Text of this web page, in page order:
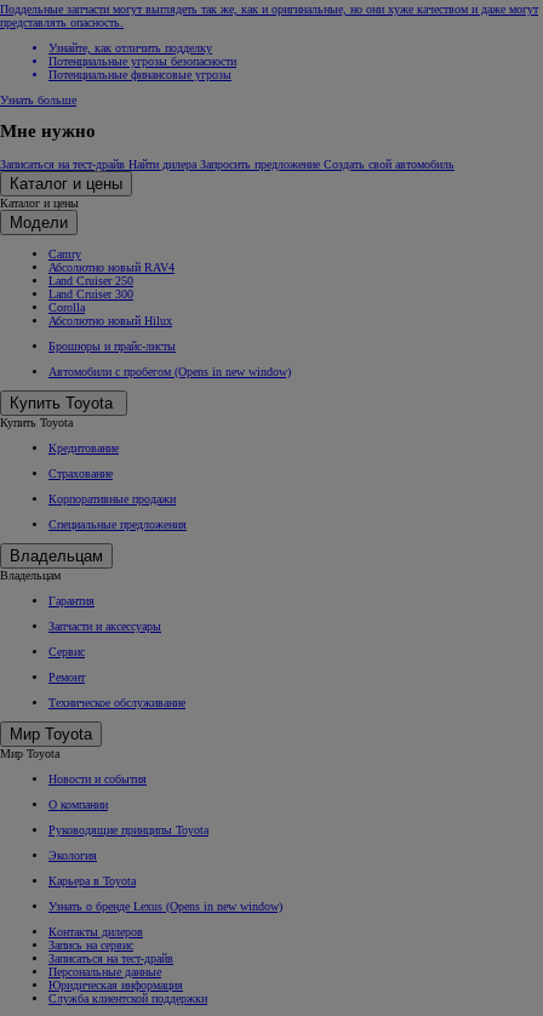
Поддельные запчасти могут выглядеть так же, как и оригинальные, но они хуже качеством и даже могут
представлять опасность.
Узнайте, как отличить подделку
Потенциальные угрозы безопасности
Потенциальные финансовые угрозы
Узнать больше
Мне нужно
Записаться на тест-драйв Найти дилера Запросить предложение Создать свой автомобиль
Каталог и цены
Каталог и цены
Модели
Camry
Абсолютно новый RAV4
Land Cruiser 250
Land Cruiser 300
Corolla
Абсолютно новый Hilux
Брошюры и прайс-листы
Автомобили с пробегом (Opens in new window)
Купить Toyota
Купить Toyota
Кредитование
Страхование
Корпоративные продажи
Специальные предложения
Владельцам
Владельцам
Гарантия
Запчасти и аксессуары
Сервис
Ремонт
Техническое обслуживание
Мир Toyota
Мир Toyota
Новости и события
О компании
Руководящие принципы Toyota
Экология
Карьера в Toyota
Узнать о бренде Lexus (Opens in new window)
Контакты дилеров
Запись на сервис
Записаться на тест-драйв
Персональные данные
Юридическая информация
Служба клиентской поддержки